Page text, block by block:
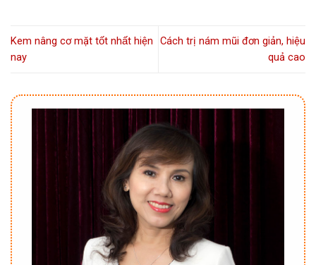
Kem nâng cơ mặt tốt nhất hiện
nay
Cách trị nám mũi đơn giản, hiệu
quả cao